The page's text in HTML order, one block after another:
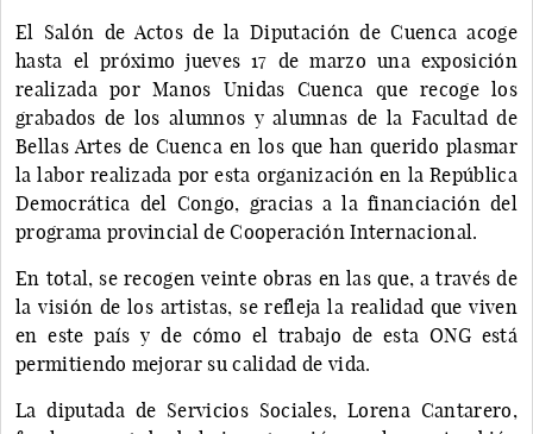
El Salón de Actos de la Diputación de Cuenca acoge
hasta el próximo jueves 17 de marzo una exposición
realizada por Manos Unidas Cuenca que recoge los
grabados de los alumnos y alumnas de la Facultad de
Bellas Artes de Cuenca en los que han querido plasmar
la labor realizada por esta organización en la República
Democrática del Congo, gracias a la financiación del
programa provincial de Cooperación Internacional.
En total, se recogen veinte obras en las que, a través de
la visión de los artistas, se refleja la realidad que viven
en este país y de cómo el trabajo de esta ONG está
permitiendo mejorar su calidad de vida.
La diputada de Servicios Sociales, Lorena Cantarero,